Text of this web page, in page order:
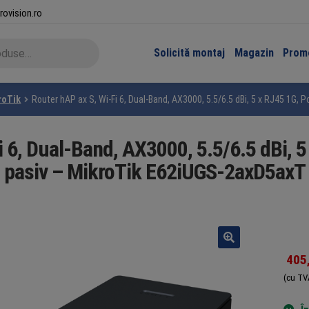
Solicită montaj Magazin
Router hAP ax S, Wi-Fi 6, Dual-Band, AX3000, 5.5/6.5 dBi, 5 x RJ45 1G,
Dual-Band, AX3000, 5.5/6.5 dBi,
pasiv – MikroTik E62iUGS-2axD5axT
(cu